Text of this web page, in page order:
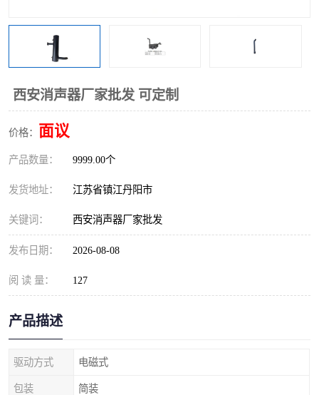
西安消声器厂家批发 可定制
价格： 面议
产品数量： 9999.00个
发货地址： 江苏省镇江丹阳市
关键词： 西安消声器厂家批发
发布日期： 2026-08-08
阅 读 量： 127
产品描述
驱动方式 电磁式
包装 简装